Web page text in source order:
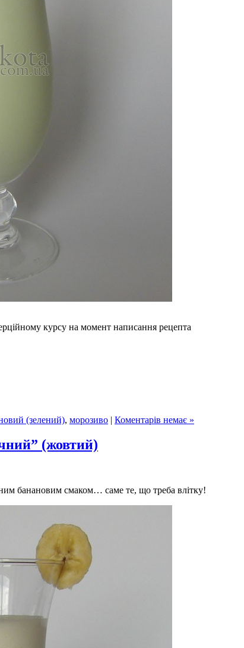
курсу на момент написання рецепта
(зелений), морозиво | Коментарів немає »
(жовтий)
банановим смаком… саме те, що треба влітку!